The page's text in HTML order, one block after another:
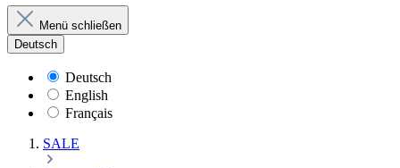
Menü schließen
Deutsch
Deutsch
English
Français
SALE